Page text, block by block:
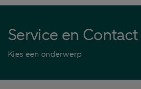
Service en Contact
Kies een onderwerp